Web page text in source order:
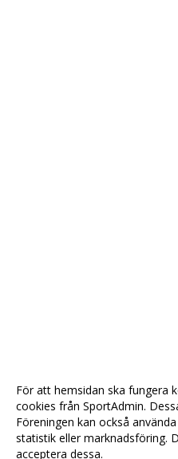
För att hemsidan ska fungera
cookies från SportAdmin.
Föreningen kan också
statistik eller marknadsföring.
acceptera dessa.